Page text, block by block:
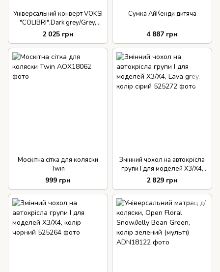
Універсальний конверт VOKSI
"COLIBRI",Dark grey/Grey,
колір сірий(сірий)
2 025 грн
Сумка АйКенди дитяча
4 887 грн
Москітна сітка для коляски
Twin
999 грн
Змінний чохол на автокрісла
групи І для моделей X3/X4,
Lava grey, колір сірий
2 829 грн